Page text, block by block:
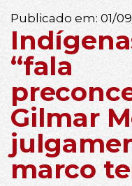
Publicado em: 01/
“fala
Gilmar
marco